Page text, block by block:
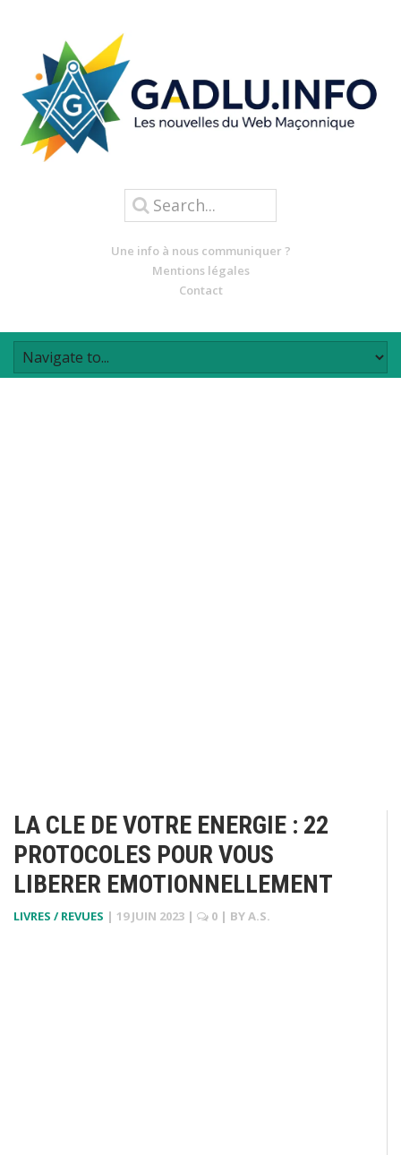
Une info à nous communiquer ?
Mentions légales
Contact
LA CLE DE VOTRE ENERGIE : 22
PROTOCOLES POUR VOUS
LIBERER EMOTIONNELLEMENT
LIVRES / REVUES | 19 JUIN 2023 | 0 | BYA.S.